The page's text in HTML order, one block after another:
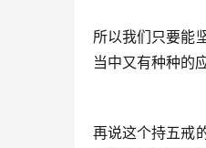
所以我们只要能
当中又有种种的
再说这个持五戒